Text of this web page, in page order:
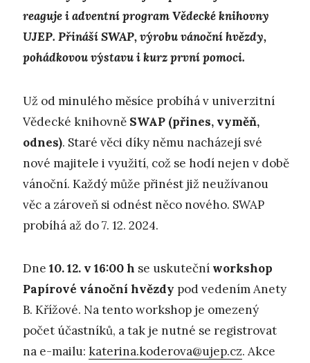
reaguje i adventní programVědecké knihovny
UJEP. Přináší SWAP, výrobu vánoční hvězdy,
pohádkovou výstavu i kurz první pomoci.
Už od minulého měsíce probíhá v univerzitní
Vědecké knihovně SWAP (přines, vyměň,
odnes). Staré věci díky němu nacházejí své
nové majitele i využití, což se hodí nejen v době
vánoční. Každý může přinést již neužívanou
věc a zároveň si odnést něco nového. SWAP
probíhá až do 7. 12. 2024.
Dne 10. 12. v 16:00h se uskuteční workshop
Papírové vánoční hvězdy pod vedením Anety
B. Křížové. Na tento workshop je omezený
počet účastníků, a tak je nutné se registrovat
na e-mailu: katerina.koderova@ujep.cz. Akce